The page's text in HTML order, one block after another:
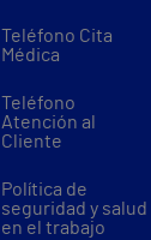
Teléfono Cita
Médica
Teléfono
Atención al
Cliente
Política de
seguridad y salud
en el trabajo